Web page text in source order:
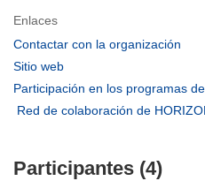
Enlaces
Contactar con la organización
en
Sitio web
abrirá
en
ventana)
Participación en los programas
Red de colaboración de
Participantes (4)